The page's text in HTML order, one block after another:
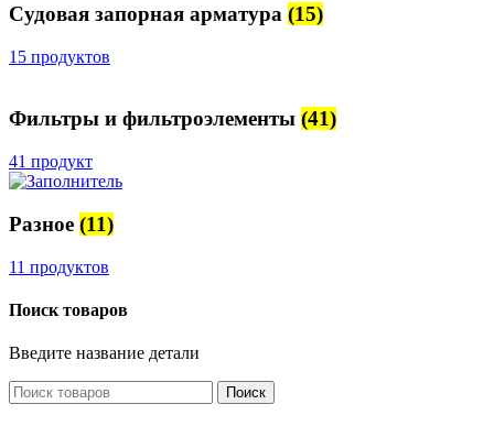
Судовая запорная арматура (15)
15 продуктов
Фильтры и фильтроэлементы (41)
41 продукт
Разное (11)
11 продуктов
Поиск товаров
Введите название детали
Поиск